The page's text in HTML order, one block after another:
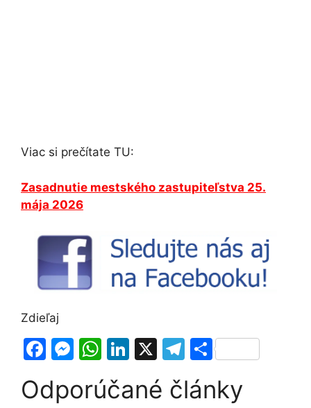
Viac si prečítate TU:
Zasadnutie mestského zastupiteľstva 25.
mája 2026
Zdieľaj
F
c
M
s
W
at
Li
k
X
T
e
S
ar
Odporúčané články